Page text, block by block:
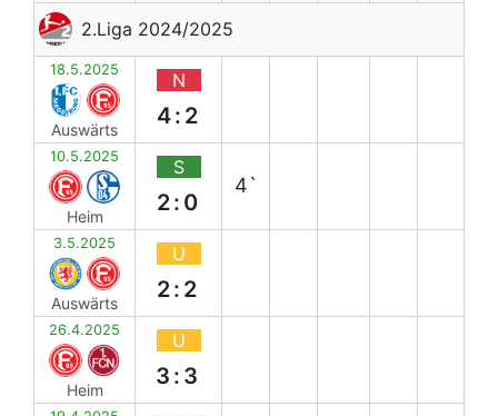
2.Liga 2024/2025
18.5.2025
Auswärts
N
4:2
10.5.2025
Heim
S
2:0
4`
3.5.2025
Auswärts
U
2:2
26.4.2025
Heim
U
3:3